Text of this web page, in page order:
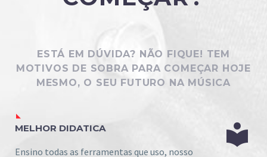
ESTÁ EM DÚVIDA? NÃO FIQUE! TEM
MOTIVOS DE SOBRA PARA COMEÇAR HOJE
MESMO, O SEU FUTURO NA MÚSICA
MELHOR DIDATICA
Ensino todas as ferramentas que uso, nosso

